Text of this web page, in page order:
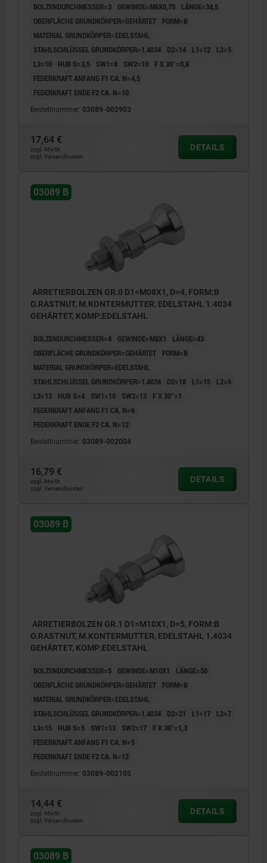
BOLZENDURCHMESSER=3 GEWINDE=M6X0,75
LÄNGE=34,5
OBERFLÄCHE GRUNDKÖRPER=GEHÄRTET
FORM=B
MATERIAL GRUNDKÖRPER=EDELSTAHL
STAHLSCHLÜSSEL GRUNDKÖRPER=1.4034
D2=14 L1=12
L2=5
L3=10
HUB S=3,5 SW1=8 SW2=10
F X 30°=0,8
FEDERKRAFT ANFANG F1 CA. N=4,5
FEDERKRAFT ENDE F2 CA. N=10
Bestellnummer: 03089-002903
17,64 €
zzgl. MwSt.
zzgl. Versandkosten
DETAILS
03089 B
ARRETIERBOLZEN GR.0 D1=M08X1, D=4, FORM:B
O.RASTNUT, M.KONTERMUTTER, EDELSTAHL 1.4034
GEHÄRTET, KOMP:EDELSTAHL
BOLZENDURCHMESSER=4 GEWINDE=M8X1
LÄNGE=43
OBERFLÄCHE GRUNDKÖRPER=GEHÄRTET
FORM=B
MATERIAL GRUNDKÖRPER=EDELSTAHL
STAHLSCHLÜSSEL GRUNDKÖRPER=1.4034
D2=18 L1=15
L2=6
L3=13
HUB S=4 SW1=10 SW2=13
F X 30°=1
FEDERKRAFT ANFANG F1 CA. N=6
FEDERKRAFT ENDE F2 CA. N=12
Bestellnummer: 03089-002004
16,79 €
zzgl. MwSt.
zzgl. Versandkosten
DETAILS
03089 B
ARRETIERBOLZEN GR.1 D1=M10X1, D=5, FORM:B
O.RASTNUT, M.KONTERMUTTER, EDELSTAHL 1.4034
GEHÄRTET, KOMP:EDELSTAHL
BOLZENDURCHMESSER=5 GEWINDE=M10X1
LÄNGE=50
OBERFLÄCHE GRUNDKÖRPER=GEHÄRTET
FORM=B
MATERIAL GRUNDKÖRPER=EDELSTAHL
STAHLSCHLÜSSEL GRUNDKÖRPER=1.4034
D2=21 L1=17
L2=7
L3=15
HUB S=5 SW1=13 SW2=17
F X 30°=1,3
FEDERKRAFT ANFANG F1 CA. N=5
FEDERKRAFT ENDE F2 CA. N=12
Bestellnummer: 03089-002105
14,44 €
zzgl. MwSt.
zzgl. Versandkosten
DETAILS
03089 B